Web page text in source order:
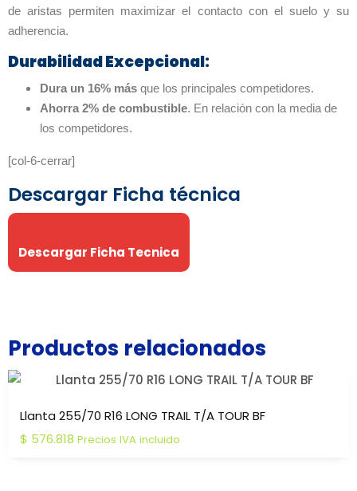
de aristas permiten maximizar el contacto con el suelo y su
adherencia.
Durabilidad Excepcional:
Dura un 16% más que los principales competidores.
Ahorra 2% de combustible. En relación con la media de
los competidores.
[col-6-cerrar]
Descargar Ficha técnica
Descargar Ficha Tecnica
Productos relacionados
Llanta 255/70 R16 LONG TRAIL T/A TOUR BF
$ 576.818 Precios IVA incluido